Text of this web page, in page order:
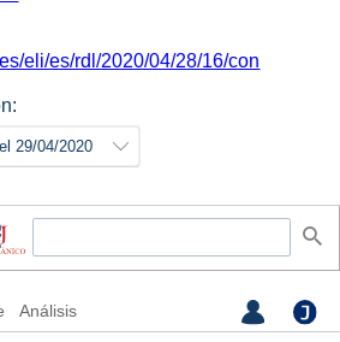
eli/es/rdl/2020/04/28/16/con
29/04/2020
Análisis